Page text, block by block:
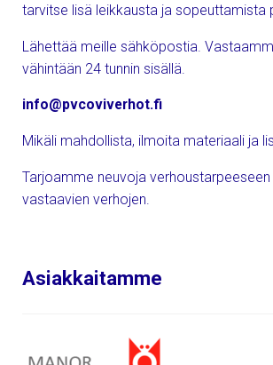
tarvitse lisä leikkausta ja sopeuttamista
Lähettää meille sähköpostia.
vähintään 24 tunnin sisällä.
info@pvcoviverhot.fi
Mikäli mahdollista, ilmoita materiaali ja
Tarjoamme neuvoja verhoustarpeeseen
vastaavien verhojen.
Asiakkaitamme